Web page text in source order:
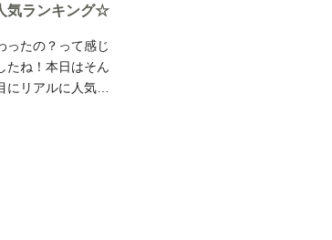
イギリスブランド
クのヴェルベット
した。ブリティッ
気ランキング☆
ったの？って感じ
たね！本日はそん
リアルに人気な